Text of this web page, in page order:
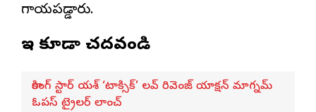
గాయపడ్డారు.
ఇవి కూడా చదవండి
రాకింగ్ స్టార్ యశ్ ‘టాక్సిక్’ లవ్ రివెంజ్ యాక్షన్ మాగ్నమ్
ఓపస్‌ ట్రైలర్ లాంచ్